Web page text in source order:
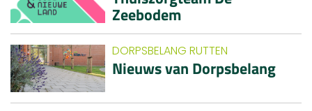
Zeebodem
DORPSBELANG RUTTEN
Nieuws van Dorpsbelang